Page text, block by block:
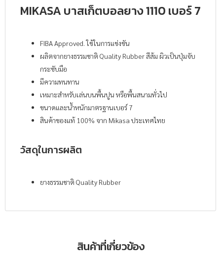
MIKASA บาสเก็ตบอลยาง 1110 เบอร์ 7
FIBA Approved. ใช้ในการแข่งขัน
ผลิตจากยางธรรมชาติ Quality Rubber สีส้ม ผิวเป็นปุ่มจับ
กระชับมือ
มีความทนทาน
เหมาะสำหรับเล่นบนพื้นปูน หรือพื้นสนามทั่วไป
ขนาดและน้ำหนักมาตรฐานเบอร์ 7
สินค้าของแท้ 100% จาก Mikasa ประเทศไทย
วัสดุในการผลิต
ยางธรรมชาติ Quality Rubber
สินค้าที่เกี่ยวข้อง